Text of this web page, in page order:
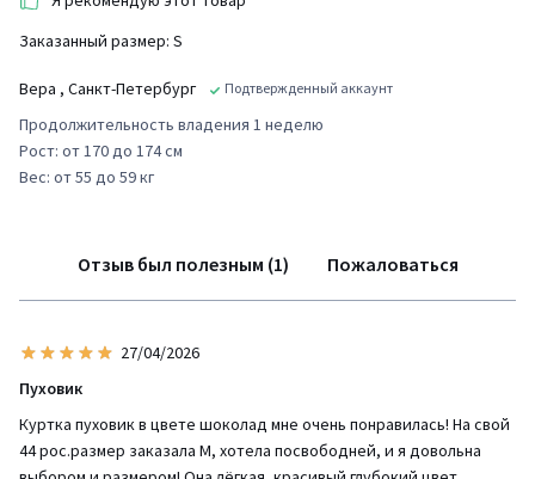
Заказанный размер: S
Вера , Санкт-Петербург Подтвержденный аккаунт
Продолжительность владения 1 неделю
Рост: от 170 до 174 см
Вес: от 55 до 59 кг
Отзыв был полезным (1) Пожаловаться
27/04/2026
Пуховик
Куртка пуховик в цвете шоколад мне очень понравилась! На свой
44 рос.размер заказала М, хотела посвободней, и я довольна